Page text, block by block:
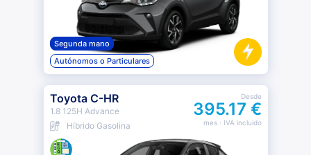
Segunda mano
Autónomos o Particulares
Toyota C-HR
1.8 125H Advance
Híbrido Gasolina
Desde
395.17 €
mes· IVA incluido